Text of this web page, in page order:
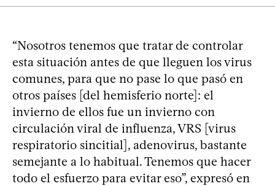
“Nosotros tenemos que tratar de controlar
esta situación antes de que lleguen los virus
comunes, para que no pase lo que pasó en
otros países [del hemisferio norte]: el
invierno de ellos fue un invierno con
circulación viral de influenza, VRS [virus
respiratorio sincitial], adenovirus, bastante
semejante a lo habitual. Tenemos que hacer
todo el esfuerzo para evitar eso”, expresó en